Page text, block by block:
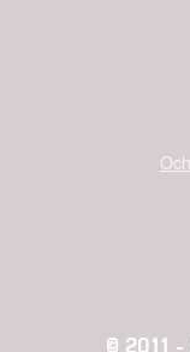
© 2011 -